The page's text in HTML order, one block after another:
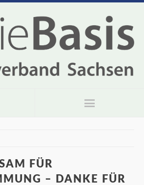
FÜR
– DANKE FÜR